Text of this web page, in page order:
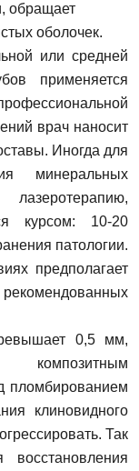
обращает
оболочек.
или средней
применяется
врач наносит
Иногда для
минеральных
курсом: 10-20
патологии.
предполагает
0,5 мм,
пломбированием
клиновидного
Так